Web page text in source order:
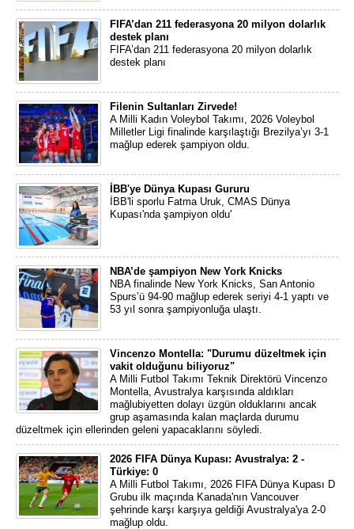
FIFA’dan 211 federasyona 20 milyon dolarlık
destek planı
FIFA’dan 211 federasyona 20 milyon dolarlık
destek planı
Filenin Sultanları Zirvede!
A Milli Kadın Voleybol Takımı, 2026 Voleybol
Milletler Ligi finalinde karşılaştığı Brezilya’yı 3-1
mağlup ederek şampiyon oldu.
İBB'ye Dünya Kupası Gururu
İBB'li sporlu Fatma Uruk, CMAS Dünya
Kupası'nda şampiyon oldu'
NBA’de şampiyon New York Knicks
NBA finalinde New York Knicks, San Antonio
Spurs’ü 94-90 mağlup ederek seriyi 4-1 yaptı ve
53 yıl sonra şampiyonluğa ulaştı.
Vincenzo Montella: "Durumu düzeltmek için
vakit olduğunu biliyoruz"
A Milli Futbol Takımı Teknik Direktörü Vincenzo
Montella, Avustralya karşısında aldıkları
mağlubiyetten dolayı üzgün olduklarını ancak
grup aşamasında kalan maçlarda durumu
düzeltmek için ellerinden geleni yapacaklarını söyledi.
2026 FIFA Dünya Kupası: Avustralya: 2 -
Türkiye: 0
A Milli Futbol Takımı, 2026 FIFA Dünya Kupası D
Grubu ilk maçında Kanada'nın Vancouver
şehrinde karşı karşıya geldiği Avustralya'ya 2-0
mağlup oldu.